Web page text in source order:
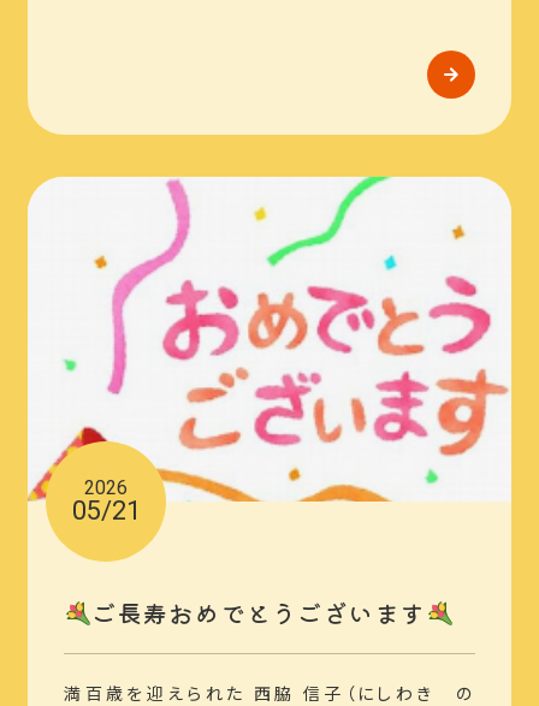
2026
05/21
ご長寿おめでとうございます
満百歳を迎えられた 西脇 信子（にしわき の